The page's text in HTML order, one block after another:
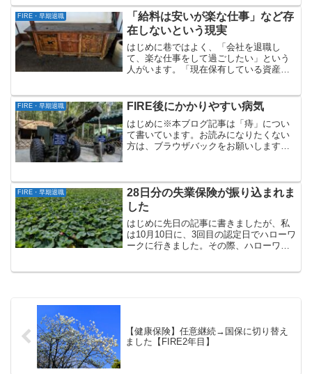
に話し相手をつくることができました。
今回は私の話し...
FIRE・早期退職
「給料は安いが楽な仕事」など存
在しないという現実
はじめに巷ではよく、「会社を退職し
て、楽な仕事をして過ごしたい」という
人がいます。「現在保有している資産だ
働かなくて済み、現在のストレスフルな
環境から逃れられるのでは...
FIRE・早期退職 FIRE後にかかりやすい病気
はじめに※本ブログ記事は「痔」につい
て書いています。お読みになりたくない
方は、ブラウザバックをお願いします。
際には、しばらく放置し...
FIRE・早期退職
28日分の失業保険が振り込まれま
した
はじめに先日の記事に書きましたが、私
は10月10日に、3回目の認定日でハローワ
ークに行きました。その際、ハローワー
【健康保険】任意継続→国保に切り替え
ました【FIRE2年目】